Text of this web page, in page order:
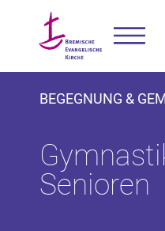
BEGEGNUNG &
Senioren